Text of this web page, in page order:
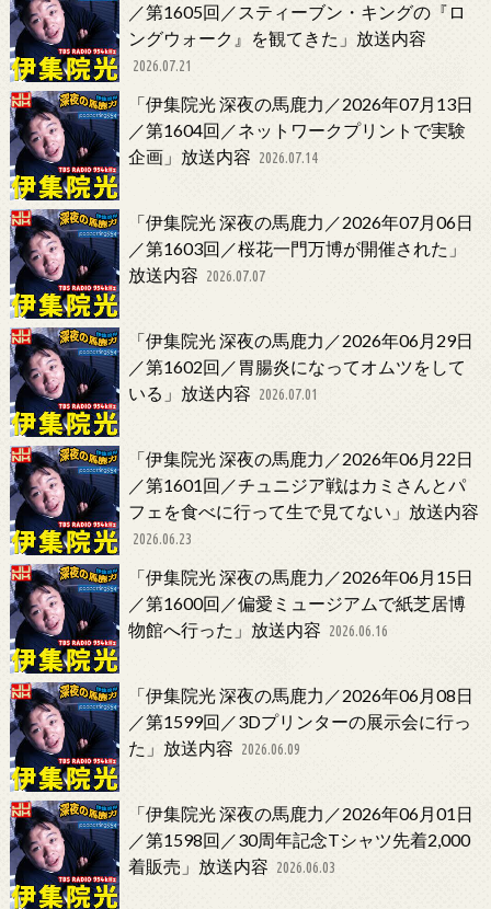
／第1605回／スティーブン・キングの『ロ
ングウォーク』を観てきた」放送内容
2026.07.21
「伊集院光 深夜の馬鹿力／2026年07月13日
／第1604回／ネットワークプリントで実験
企画」放送内容 2026.07.14
「伊集院光 深夜の馬鹿力／2026年07月06日
／第1603回／桜花一門万博が開催された」
放送内容 2026.07.07
「伊集院光 深夜の馬鹿力／2026年06月29日
／第1602回／胃腸炎になってオムツをして
いる」放送内容 2026.07.01
「伊集院光 深夜の馬鹿力／2026年06月22日
／第1601回／チュニジア戦はカミさんとパ
フェを食べに行って生で見てない」放送内容
2026.06.23
「伊集院光 深夜の馬鹿力／2026年06月15日
／第1600回／偏愛ミュージアムで紙芝居博
物館へ行った」放送内容 2026.06.16
「伊集院光 深夜の馬鹿力／2026年06月08日
／第1599回／3Dプリンターの展示会に行っ
た」放送内容 2026.06.09
「伊集院光 深夜の馬鹿力／2026年06月01日
／第1598回／30周年記念Tシャツ先着2,000
着販売」放送内容 2026.06.03